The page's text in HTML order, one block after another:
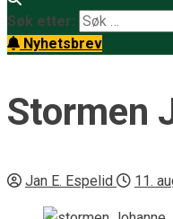
Søk etter:
Nyhetsbrev
Stormen
Jan E. Espelid 11.